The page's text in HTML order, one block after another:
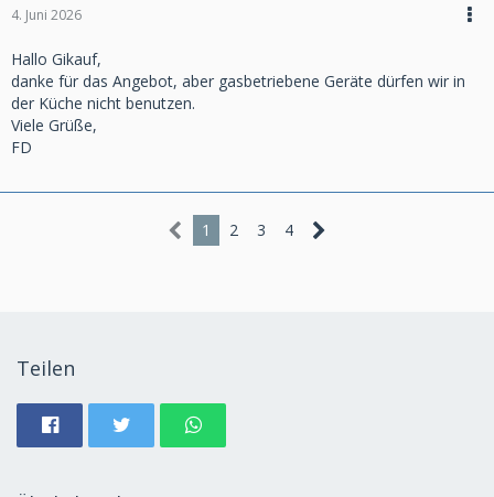
4. Juni 2026
Hallo Gikauf,
danke für das Angebot, aber gasbetriebene Geräte dürfen wir in
der Küche nicht benutzen.
Viele Grüße,
FD
1 2 3 4
Teilen